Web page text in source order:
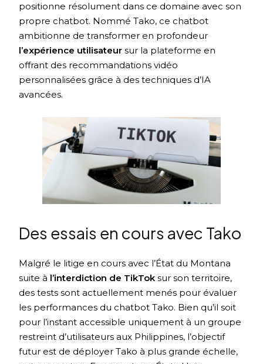
positionne résolument dans ce domaine avec son
propre chatbot. Nommé Tako, ce chatbot
ambitionne de transformer en profondeur
l’expérience utilisateur sur la plateforme en
offrant des recommandations vidéo
personnalisées grâce à des techniques d’IA
avancées.
Des essais en cours avec Tako
Malgré le litige en cours avec l’État du Montana
suite à l’interdiction de TikTok sur son territoire,
des tests sont actuellement menés pour évaluer
les performances du chatbot Tako. Bien qu’il soit
pour l’instant accessible uniquement à un groupe
restreint d’utilisateurs aux Philippines, l’objectif
futur est de déployer Tako à plus grande échelle,